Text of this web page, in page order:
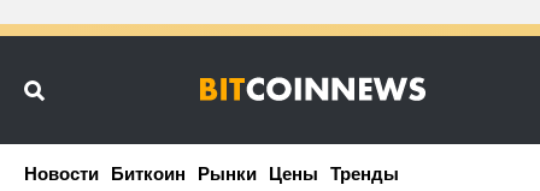
Новости Биткоин Рынки Цены Тренды
Новости Биткоин Рынки Цены Тренды